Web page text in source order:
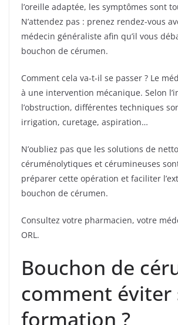
l’oreille adaptée, les symptômes sont
N’attendez pas : prenez rendez-vous
médecin généraliste afin qu’il vous
bouchon de cérumen.
Comment cela va-t-il se passer ? Le
à une intervention mécanique. Selon
l’obstruction, différentes techniques
irrigation, curetage, aspiration…
N’oubliez pas que les solutions de
céruménolytiques et cérumineuses
préparer cette opération et faciliter
bouchon de cérumen.
Consultez votre pharmacien, votre
ORL.
Bouchon de
comment éviter
formation ?